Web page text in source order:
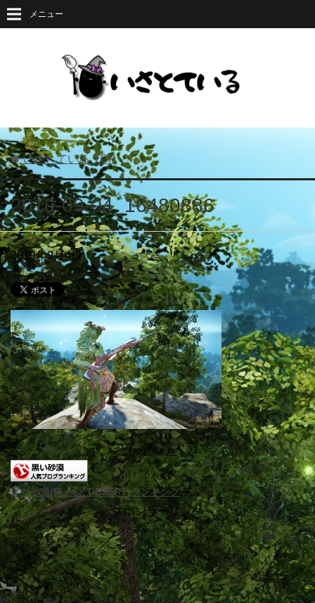
メニュー
いさとているTOP
2019-09-04_16480886
2019年9月4日
＿( _´ω`)_ﾍﾟｼｮ
黒い砂漠(BLACK DESERT)ランキング
スポンサーリンク